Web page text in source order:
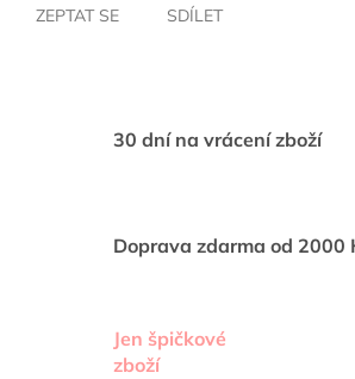
ZEPTAT SE SDÍLET
30 dní na vrácení zboží
Doprava zdarma od 2000
Jen špičkové
zboží